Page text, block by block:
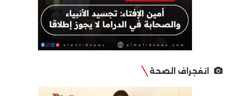
انفجراف الصحة